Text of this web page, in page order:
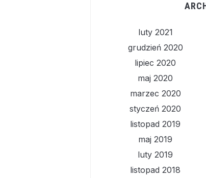
luty 2021
grudzień 2020
lipiec 2020
maj 2020
marzec 2020
styczeń 2020
listopad 2019
maj 2019
luty 2019
listopad 2018